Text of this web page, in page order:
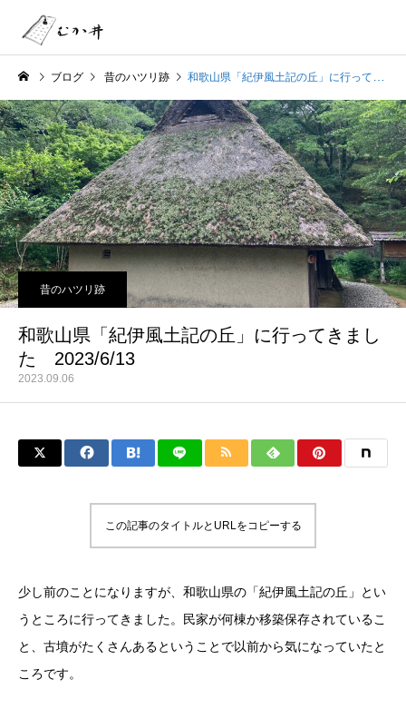
ブログ 昔のハツリ跡 和歌山県「紀伊風土記の丘」に行ってきました 2023/6/13
昔のハツリ跡
和歌山県「紀伊風土記の丘」に行ってきまし
た 2023/6/13
2023.09.06
この記事のタイトルとURLをコピーする
少し前のことになりますが、和歌山県の「紀伊風土記の丘」とい
うところに行ってきました。民家が何棟か移築保存されているこ
と、古墳がたくさんあるということで以前から気になっていたと
ころです。